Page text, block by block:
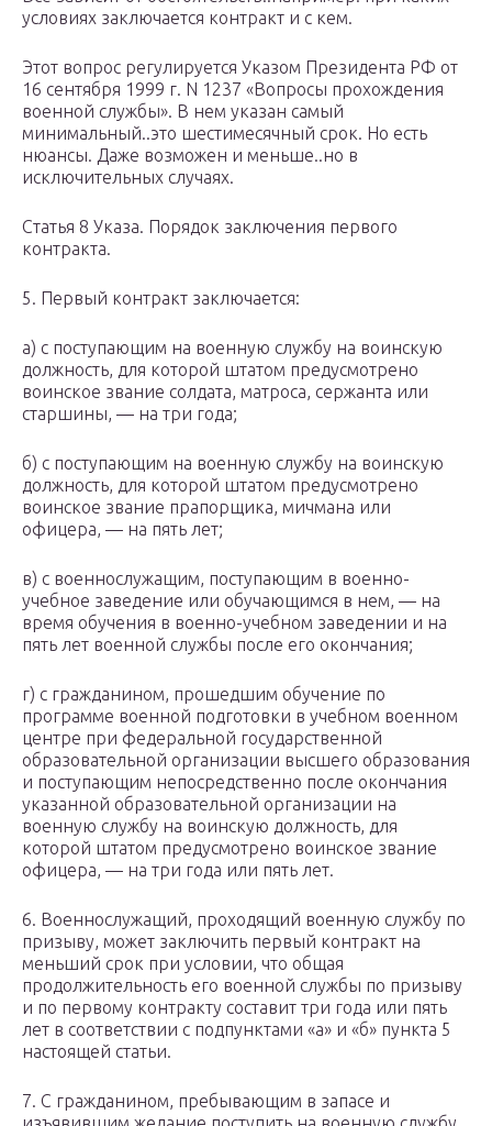
условиях заключается контракт и с кем.
Этот вопрос регулируется Указом Президента РФ от
16 сентября 1999 г. N 1237 «Вопросы прохождения
военной службы». В нем указан самый
минимальный..это шестимесячный срок. Но есть
нюансы. Даже возможен и меньше..но в
исключительных случаях.
Статья 8 Указа. Порядок заключения первого
контракта.
5. Первый контракт заключается:
а) с поступающим на военную службу на воинскую
должность, для которой штатом предусмотрено
воинское звание солдата, матроса, сержанта или
старшины, — на три года;
б) с поступающим на военную службу на воинскую
должность, для которой штатом предусмотрено
воинское звание прапорщика, мичмана или
офицера, — на пять лет;
в) с военнослужащим, поступающим в военно-
учебное заведение или обучающимся в нем, — на
время обучения в военно-учебном заведении и на
пять лет военной службы после его окончания;
г) с гражданином, прошедшим обучение по
программе военной подготовки в учебном военном
центре при федеральной государственной
образовательной организации высшего образования
и поступающим непосредственно после окончания
указанной образовательной организации на
военную службу на воинскую должность, для
которой штатом предусмотрено воинское звание
офицера, — на три года или пять лет.
6. Военнослужащий, проходящий военную службу по
призыву, может заключить первый контракт на
меньший срок при условии, что общая
продолжительность его военной службы по призыву
и по первому контракту составит три года или пять
лет в соответствии с подпунктами «а» и «б» пункта 5
настоящей статьи.
7. С гражданином, пребывающим в запасе и